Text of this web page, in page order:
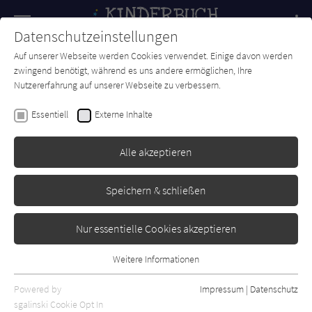
SUCHE Forum Charts Newsletter
Inka Pabst
Elfi, das traurige Krokodil
Erschienen: Februar 2021 Bibliogr. Angaben
Datenschutzeinstellungen
Auf unserer Webseite werden Cookies verwendet. Einige davon werden
zwingend benötigt, während es uns andere ermöglichen, Ihre
Nutzererfahrung auf unserer Webseite zu verbessern.
Essentiell Externe Inhalte
Alle akzeptieren
Speichern & schließen
Nur essentielle Cookies akzeptieren
Essentielle Cookies werden für grundlegende Funktionen der
Webseite benötigt. Dadurch ist gewährleistet, dass die Webseite
Weitere Informationen
Powered by
sgalinski Cookie Opt In
Impressum | Datenschutz